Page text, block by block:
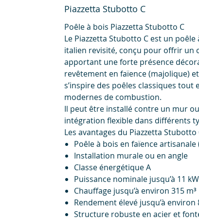
Piazzetta Stubotto C
Poêle à bois Piazzetta Stubotto C
Le Piazzetta Stubotto C est un
italien revisité, conçu pour offrir un
apportant une forte présence
revêtement en faïence (majolique)
s’inspire des poêles classiques
modernes de combustion.
Il peut être installé contre un mur
intégration flexible dans différents
Les avantages du Piazzetta Stubotto
Poêle à bois en faïence
Installation murale ou en angle
Classe énergétique A
Puissance nominale jusqu’à 11 kW
Chauffage jusqu’à environ 315 m³
Rendement élevé jusqu’à environ
Structure robuste en acier et